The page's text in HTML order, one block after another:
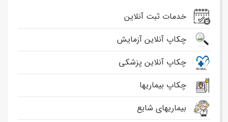
خدمات ثبت آنلاین
چکاپ آنلاین آزمایش
چکاپ آنلاین پزشکی
چکاپ بیماریها
بیماریهای شایع